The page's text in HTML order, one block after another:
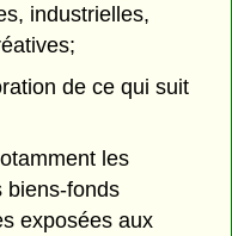
industrielles,
de ce qui suit
les
biens-fonds
exposées aux